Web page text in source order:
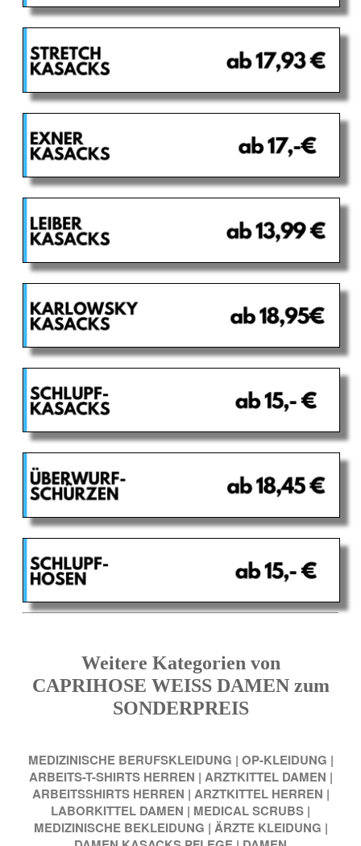
Weitere Kategorien von
CAPRIHOSE WEISS DAMEN zum
SONDERPREIS
MEDIZINISCHE BERUFSKLEIDUNG | OP-KLEIDUNG |
ARBEITS-T-SHIRTS HERREN | ARZTKITTEL DAMEN |
ARBEITSSHIRTS HERREN | ARZTKITTEL HERREN |
LABORKITTEL DAMEN | MEDICAL SCRUBS |
MEDIZINISCHE BEKLEIDUNG | ÄRZTE KLEIDUNG |